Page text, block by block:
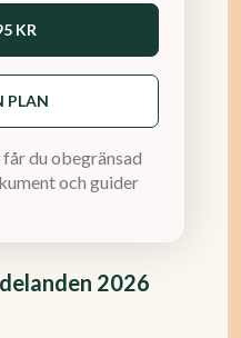
2026
KR
PLAN
du obegränsad
och guider